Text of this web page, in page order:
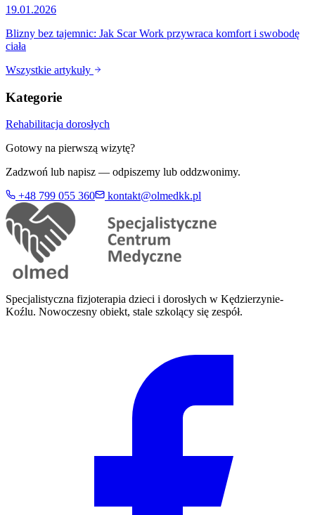
19.01.2026
Blizny bez tajemnic: Jak Scar Work przywraca komfort i swobodę
ciała
Wszystkie artykuły
Kategorie
Rehabilitacja dorosłych
Gotowy na pierwszą wizytę?
Zadzwoń lub napisz — odpiszemy lub oddzwonimy.
+48 799 055 360
kontakt@olmedkk.pl
Specjalistyczna fizjoterapia dzieci i dorosłych w Kędzierzynie-
Koźlu. Nowoczesny obiekt, stale szkolący się zespół.